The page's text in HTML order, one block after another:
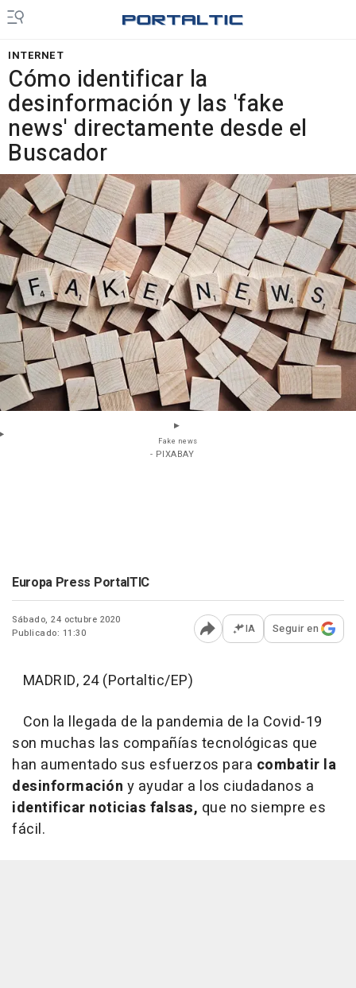
INTERNET
Cómo identificar la
desinformación y las 'fake
news' directamente desde el
Buscador
Fake news
- PIXABAY
Europa Press PortalTIC
Sábado, 24 octubre 2020
Publicado: 11:30
Abrir opciones para
IA Seguir en
MADRID, 24 (Portaltic/EP)
Con la llegada de la pandemia de la Covid-19
son muchas las compañías tecnológicas que
han aumentado sus esfuerzos para combatir la
desinformación y ayudar a los ciudadanos a
identificar noticias falsas, que no siempre es
fácil.